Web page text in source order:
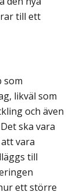
till ett
som
likväl som
och även
ska vara
vara
till
ett större